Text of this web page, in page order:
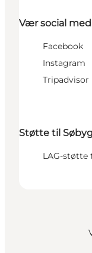
Vær social
Facebook
Instagram
Tripadvisor
Støtte til
LAG-støtte